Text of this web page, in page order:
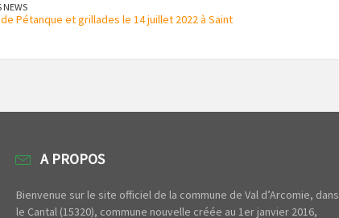
NEWS
Pétanque et grillades le 14 juillet 2022 à Saint
A PROPOS
Bienvenue sur le site officiel de la commune de Val d’Arcomie, dans
le Cantal (15320), commune nouvelle créée au 1er janvier 2016,